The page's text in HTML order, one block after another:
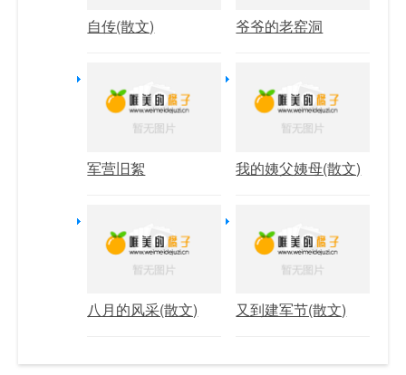
自传(散文) 爷爷的老窑洞
军营旧絮 我的姨父姨母(散文)
八月的风采(散文) 又到建军节(散文)